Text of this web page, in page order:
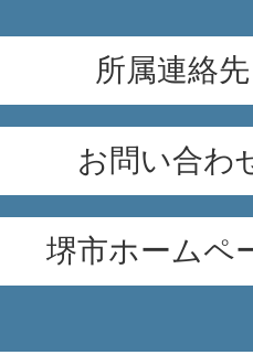
所属連絡先
お問い合わ
堺市ホームペ